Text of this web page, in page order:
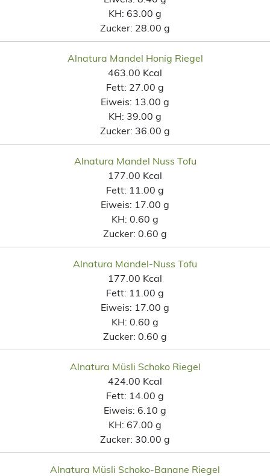
KH: 63.00 g
Zucker: 28.00 g
Alnatura Mandel Honig Riegel
463.00 Kcal
Fett: 27.00 g
Eiweis: 13.00 g
KH: 39.00 g
Zucker: 36.00 g
Alnatura Mandel Nuss Tofu
177.00 Kcal
Fett: 11.00 g
Eiweis: 17.00 g
KH: 0.60 g
Zucker: 0.60 g
Alnatura Mandel-Nuss Tofu
177.00 Kcal
Fett: 11.00 g
Eiweis: 17.00 g
KH: 0.60 g
Zucker: 0.60 g
Alnatura Müsli Schoko Riegel
424.00 Kcal
Fett: 14.00 g
Eiweis: 6.10 g
KH: 67.00 g
Zucker: 30.00 g
Alnatura Müsli Schoko-Banane Riegel